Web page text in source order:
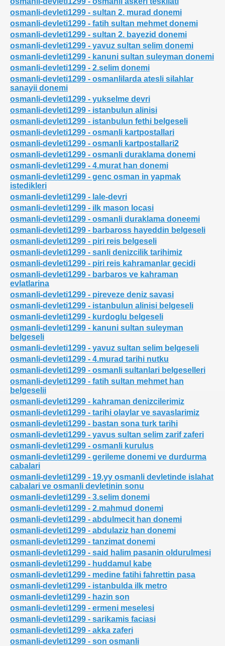
osmanli-devleti1299 - sultan 2. murad donemi
osmanli-devleti1299 - fatih sultan mehmet donemi
osmanli-devleti1299 - sultan 2. bayezid donemi
osmanli-devleti1299 - yavuz sultan selim donemi
osmanli-devleti1299 - kanuni sultan suleyman donemi
osmanli-devleti1299 - 2.selim donemi
osmanli-devleti1299 - osmanlilarda atesli silahlar
sanayii donemi
osmanli-devleti1299 - yukselme devri
osmanli-devleti1299 - istanbulun alinisi
osmanli-devleti1299 - istanbulun fethi belgeseli
osmanli-devleti1299 - osmanli kartpostallari
osmanli-devleti1299 - osmanli kartpostallari2
osmanli-devleti1299 - osmanli duraklama donemi
osmanli-devleti1299 - 4.murat han donemi
osmanli-devleti1299 - genc osman in yapmak
istedikleri
osmanli-devleti1299 - lale-devri
osmanli-devleti1299 - ilk mason locasi
osmanli-devleti1299 - osmanli duraklama doneemi
osmanli-devleti1299 - barbaross hayeddin belgeseli
osmanli-devleti1299 - piri reis belgeseli
osmanli-devleti1299 - sanli denizcilik tarihimiz
osmanli-devleti1299 - piri reis kahramanlar gecidi
osmanli-devleti1299 - barbaros ve kahraman
evlatlarina
osmanli-devleti1299 - pireveze deniz savasi
osmanli-devleti1299 - istanbulun alinisi belgeseli
osmanli-devleti1299 - kurdoglu belgeseli
osmanli-devleti1299 - kanuni sultan suleyman
belgeseli
osmanli-devleti1299 - yavuz sultan selim belgeseli
osmanli-devleti1299 - 4.murad tarihi nutku
osmanli-devleti1299 - osmanli sultanlari belgeselleri
osmanli-devleti1299 - fatih sultan mehmet han
belgeselii
osmanli-devleti1299 - kahraman denizcilerimiz
osmanli-devleti1299 - tarihi olaylar ve savaslarimiz
osmanli-devleti1299 - bastan sona turk tarihi
osmanli-devleti1299 - yavus sultan selim zarif zaferi
osmanli-devleti1299 - osmanli kurulus
osmanli-devleti1299 - gerileme donemi ve durdurma
cabalari
osmanli-devleti1299 - 19.yy osmanli devletinde islahat
cabalari ve osmanli devletinin sonu
osmanli-devleti1299 - 3.selim donemi
osmanli-devleti1299 - 2.mahmud donemi
osmanli-devleti1299 - abdulmecit han donemi
osmanli-devleti1299 - abdulaziz han donemi
osmanli-devleti1299 - tanzimat donemi
osmanli-devleti1299 - said halim pasanin oldurulmesi
osmanli-devleti1299 - huddamul kabe
osmanli-devleti1299 - medine fatihi fahrettin pasa
osmanli-devleti1299 - istanbulda ilk metro
osmanli-devleti1299 - hazin son
osmanli-devleti1299 - ermeni meselesi
osmanli-devleti1299 - sarikamis faciasi
osmanli-devleti1299 - akka zaferi
osmanli-devleti1299 - son osmanli